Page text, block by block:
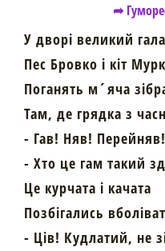
➦
У дворі великий
Пес Бровко і кіт
Поганять м´яча
Там, де грядка з
- Гав! Няв! Перейняв!
- Хто це гам такий
Це курчата і качата
Позбігались
- Ців! Кудлатий, не